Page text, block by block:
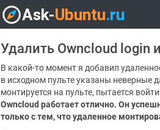
Удалить Owncloud login
В какой-то момент я добавил
в исходном пульте указаны неверные
монтируется на пульте, пытается
Owncloud работает отлично. Он
только с тем, что удаленное